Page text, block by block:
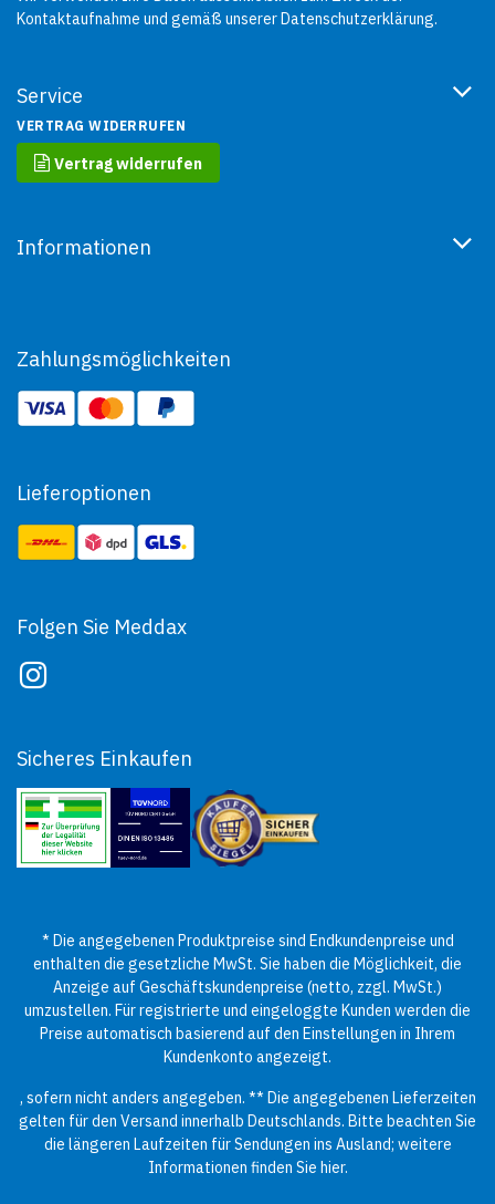
Service
VERTRAG WIDERRUFEN
Vertrag widerrufen
Informationen
Kontaktaufnahme und gemäß unsererDatenschutzerklärung.
Zahlungsmöglichkeiten
Lieferoptionen
Folgen Sie Meddax
Sicheres Einkaufen
* Die angegebenen Produktpreise sind Endkundenpreise und
enthalten die gesetzliche MwSt. Sie haben die Möglichkeit, die
Anzeige auf Geschäftskundenpreise (netto, zzgl. MwSt.)
umzustellen. Für registrierte und eingeloggte Kunden werden die
Preise automatisch basierend auf den Einstellungen in Ihrem
Kundenkonto angezeigt.
, sofern nicht anders angegeben. ** Die angegebenen Lieferzeiten
gelten für den Versand innerhalb Deutschlands. Bitte beachten Sie
die längeren Laufzeiten für Sendungen ins Ausland; weitere
Informationen finden Sie hier.